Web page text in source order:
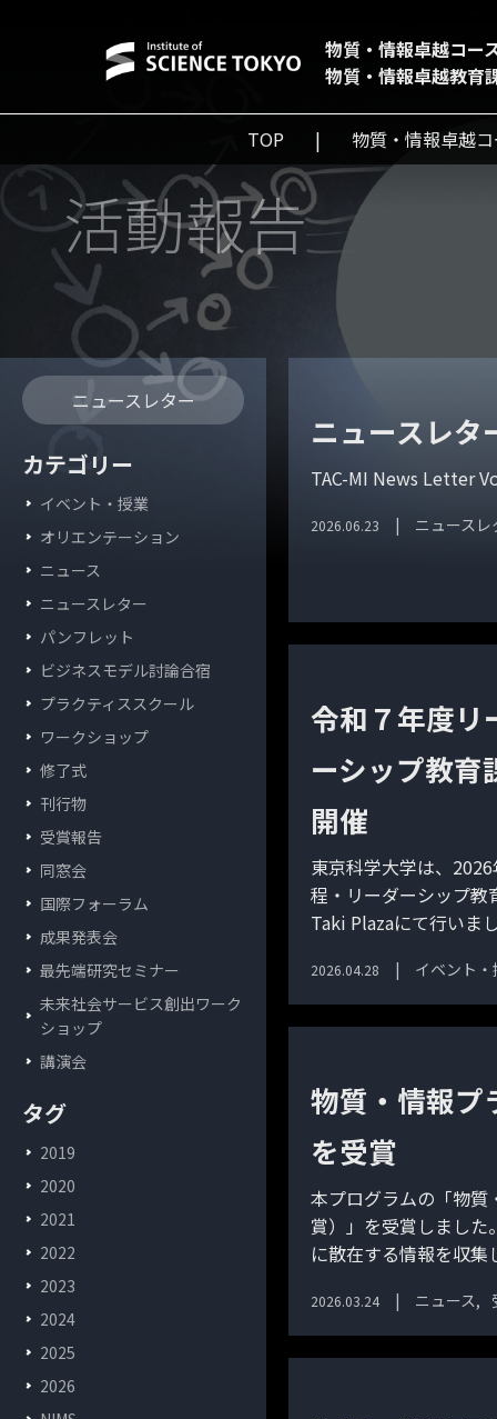
物質・情報卓越コー
物質・情報卓越教育
TOP 物質・情報卓越
活動報告
ニュースレター
カテゴリー
イベント・授業
オリエンテーション
ニュース
ニュースレター
パンフレット
ビジネスモデル討論合宿
プラクティススクール
ワークショップ
修了式
刊行物
受賞報告
同窓会
国際フォーラム
成果発表会
最先端研究セミナー
未来社会サービス創出ワーク
ショップ
講演会
タグ
2019
2020
2021
2022
2023
2024
2025
2026
ニュースレ
TAC-MI News Letter
2026.06.23 ニュースレ
令和７年度リ
ーシップ教育
開催
東京科学大学は、
程・リーダーシップ教
Taki Plazaにて行いま
2026.04.28 イベント・
物質・情報プ
を受賞
本プログラムの「物質
賞）」を受賞しまし
に散在する情報を収
2026.03.24 ニュース